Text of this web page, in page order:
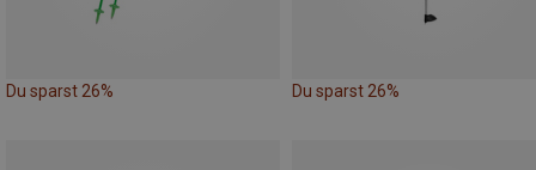
Du sparst 26% Du sparst 26%